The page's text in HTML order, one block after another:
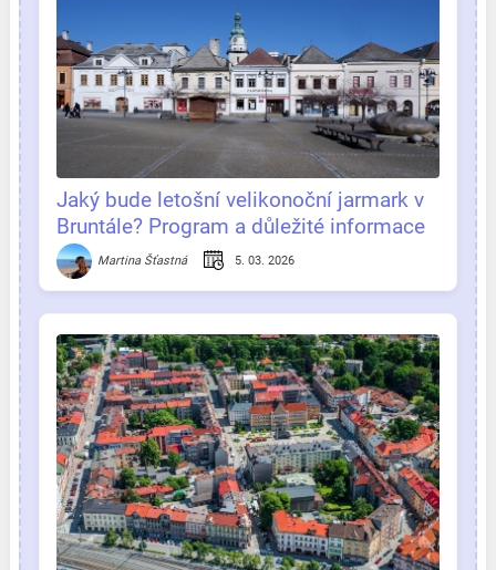
Jaký bude letošní velikonoční jarmark v
Bruntále? Program a důležité informace
na jednom místě
Martina Šťastná 5. 03. 2026